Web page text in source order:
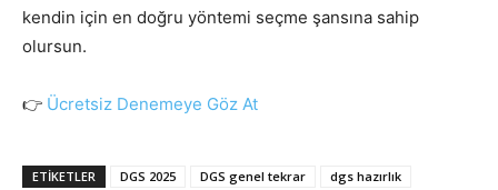
kendin için en doğru yöntemi seçme şansına sahip
olursun.
👉 Ücretsiz Denemeye Göz At
ETIKETLER DGS 2025 DGS genel tekrar
dgs hazırlık